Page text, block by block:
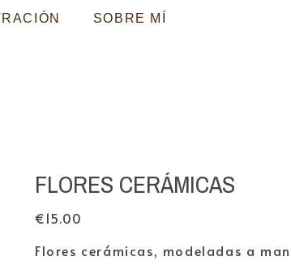
SOBRE MÍ
FLORES CERÁMICAS
€15.00
Flores cerámicas, modeladas a